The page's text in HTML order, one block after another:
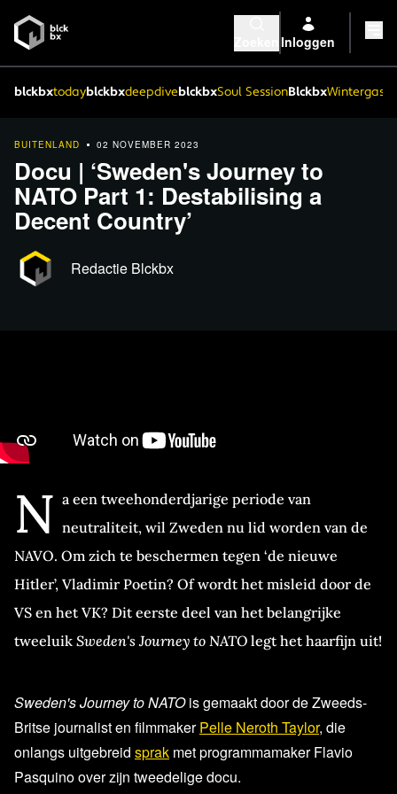
Inloggen
blckbxtodayblckbxdeepdiveblckbxSoul SessionBlckbx
BUITENLAND 02 NOVEMBER 2023
Docu | ‘Sweden's Journey to
NATO Part 1: Destabilising a
Decent Country’
Redactie Blckbx
N a een tweehonderdjarige periode van
neutraliteit, wil Zweden nu lid worden van de
NAVO. Om zich te beschermen tegen ‘de nieuwe
Hitler’, Vladimir Poetin? Of wordt het misleid door de
VS en het VK? Dit eerste deel van het belangrijke
tweeluik Sweden's Journey to NATO legt het haarfijn uit!
Sweden's Journey to NATOis gemaakt door de Zweeds-
Britse journalist en filmmakerPelle Neroth Taylor, die
onlangs uitgebreid sprak met programmamaker Flavio
Pasquino over zijn tweedelige docu.